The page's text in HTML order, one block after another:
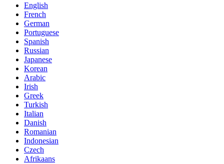
English
French
German
Portuguese
Spanish
Russian
Japanese
Korean
Arabic
Irish
Greek
Turkish
Italian
Danish
Romanian
Indonesian
Czech
Afrikaans